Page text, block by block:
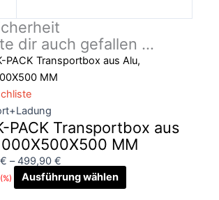
dir auch gefallen …
PACK Transportbox aus
MM
€ –499,90 €
(%) Ausführung wählen